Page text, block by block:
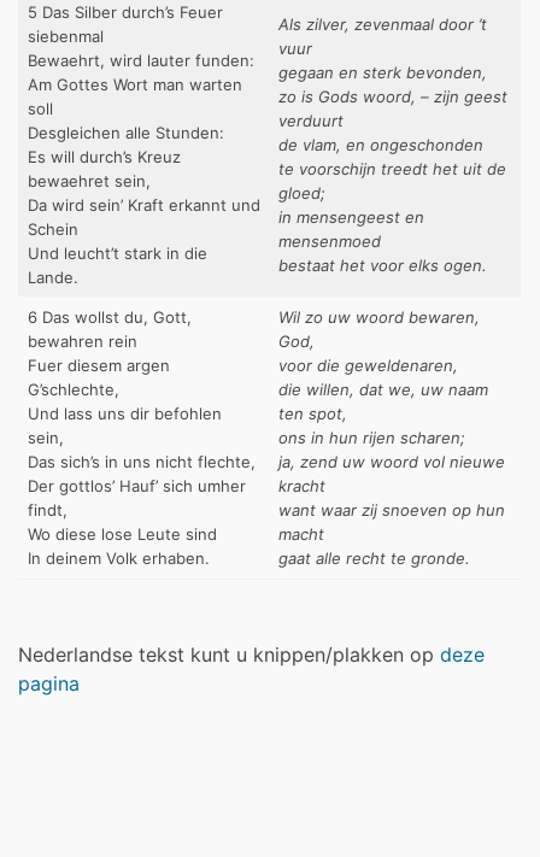
5 Das Silber durch’s Feuer
siebenmal
Bewaehrt, wird lauter funden:
Am Gottes Wort man warten
soll
Desgleichen alle Stunden:
Es will durch’s Kreuz
bewaehret sein,
Da wird sein’ Kraft erkannt und
Schein
Und leucht’t stark in die
Lande.
Als zilver, zevenmaal door ’t
vuur
gegaan en sterk bevonden,
zo is Gods woord, – zijn geest
verduurt
de vlam, en ongeschonden
te voorschijn treedt het uit de
gloed;
in mensengeest en
mensenmoed
bestaat het voor elks ogen.
6 Das wollst du, Gott,
bewahren rein
Fuer diesem argen
G’schlechte,
Und lass uns dir befohlen
sein,
Das sich’s in uns nicht flechte,
Der gottlos’ Hauf’ sich umher
findt,
Wo diese lose Leute sind
In deinem Volk erhaben.
Wil zo uw woord bewaren,
God,
voor die geweldenaren,
die willen, dat we, uw naam
ten spot,
ons in hun rijen scharen;
ja, zend uw woord vol nieuwe
kracht
want waar zij snoeven op hun
macht
gaat alle recht te gronde.
Nederlandse tekst kunt u knippen/plakken op deze
pagina